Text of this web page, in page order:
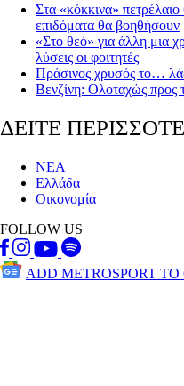
Στα «κόκκινα»
επιδόματα θα βοηθήσουν
«Στο θεό» για άλλη μια
λύσεις οι φοιτητές
Πράσινος χρυσός το…
Βενζίνη: Ολοταχώς προς
ΔΕΙΤΕ
ΝΕΑ
Ελλάδα
Οικονομία
FOLLOW US
ADD METROSPORT TO